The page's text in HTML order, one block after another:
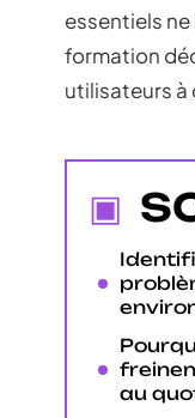
essentiels
formation
utilisateurs à
au